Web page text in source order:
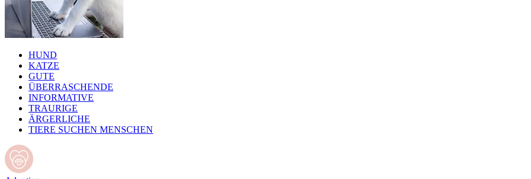
HUND
KATZE
GUTE
ÜBERRASCHENDE
INFORMATIVE
TRAURIGE
ÄRGERLICHE
TIERE SUCHEN MENSCHEN